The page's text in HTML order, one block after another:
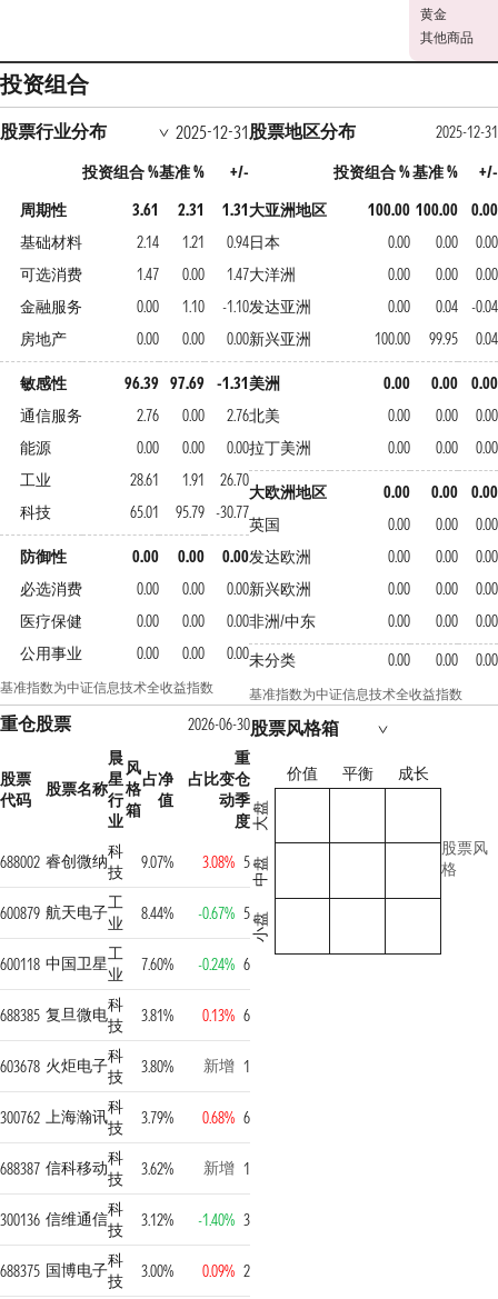
黄金
其他商品
投资组合
股票行业分布 2025-12-31
投资组合 %基准 %
+/-
周期性
3.61 2.31
1.31
基础材料
2.14 1.21
0.94
可选消费
1.47 0.00
1.47
金融服务
0.00 1.10
-1.10
房地产
0.00 0.00 0.00
敏感性 96.39 97.69
-1.31
通信服务
2.76 0.00
2.76
能源
0.00 0.00
0.00
工业
28.61 1.91
26.70
科技
65.01 95.79 -30.77
防御性 0.00 0.00
0.00
必选消费
0.00 0.00
0.00
医疗保健
0.00 0.00
0.00
公用事业
0.00 0.00 0.00
基准指数为中证信息技术全收益指数
股票地区分布
2025-12-31
投资组合 %基准 %
+/-
大亚洲地区
100.00 100.00
0.00
日本
0.00 0.00
0.00
大洋洲
0.00 0.00
0.00
发达亚洲
0.00 0.04
-0.04
新兴亚洲
100.00 99.95 0.04
美洲 0.00 0.00
0.00
北美
0.00 0.00
0.00
拉丁美洲
0.00 0.00 0.00
大欧洲地区 0.00 0.00
0.00
英国
0.00 0.00
0.00
发达欧洲
0.00 0.00
0.00
新兴欧洲
0.00 0.00
0.00
非洲/中东
0.00 0.00
0.00
未分类
0.00 0.00 0.00
基准指数为中证信息技术全收益指数
重仓股票 2026-06-30
股票
代码
股票名称
晨
星
行
业
风
格
箱
占净
值
占比变
动
重
仓
季
度
688002 睿创微纳科
技
9.07% 3.08% 5
600879 航天电子工
业
8.44% -0.67% 5
600118 中国卫星工
业
7.60% -0.24% 6
688385 复旦微电科
技
3.81% 0.13% 6
603678 火炬电子科
技
3.80% 新增 1
300762 上海瀚讯科
技
3.79% 0.68% 6
688387 信科移动科
技
3.62% 新增 1
300136 信维通信科
技
3.12% -1.40% 3
688375 国博电子科
技
3.00% 0.09% 2
股票风格箱
价值 平衡 成长
大盘
中盘
小盘
股票风
格